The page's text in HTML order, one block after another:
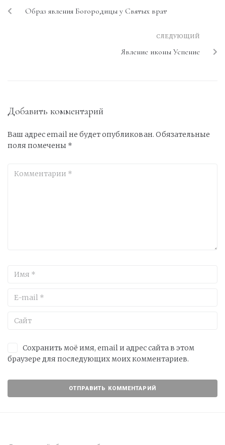
Образ явления Богородицы у Святых врат
СЛЕДУЮЩИЙ
Явление иконы Успение
Добавить комментарий
Ваш адрес email не будет опубликован. Обязательные
поля помечены *
Сохранить моё имя, email и адрес сайта в этом
браузере для последующих моих комментариев.